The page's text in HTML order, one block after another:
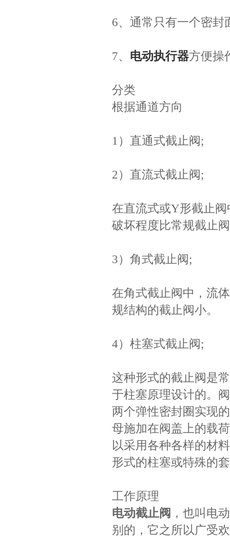
6、通常只有一个密封
7、 电动执行器方便操
分类
根据通道方向
1）直通式截止阀;
2）直流式截止阀;
在直流式或Y形截止
破坏程度比常规截止
3）角式截止阀;
在角式截止阀中，流
规结构的截止阀小。
4）柱塞式截止阀;
这种形式的截止阀是
于柱塞原理设计的。
两个弹性密封圈实现
母施加在阀盖上的载
以采用各种各样的材
形式的柱塞或特殊的
工作原理
电动截止阀 ，也叫电
别的，它之所以广受